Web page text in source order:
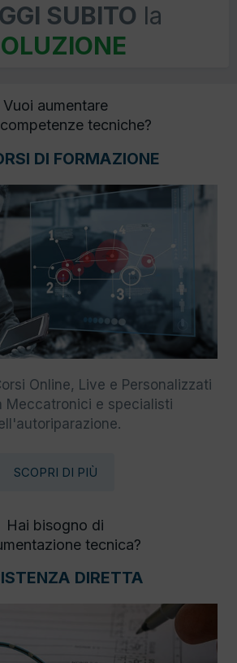
SUBITO la
Vuoi aumentare
tecniche?
DI FORMAZIONE
Online, Live e Personalizzati
Meccatronici e specialisti
SCOPRI DI PIÙ
Hai bisogno di
tecnica?
DIRETTA